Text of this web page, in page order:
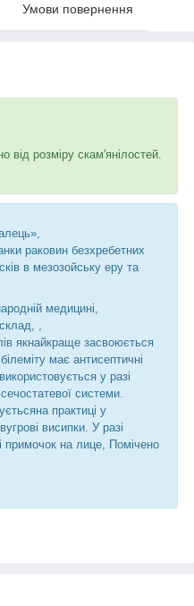
Умови повернення
від розміру скам'янілостей.
раковин безхребетних
в мезозойську еру та
медицині,
,
якнайкраще засвоюється
має антисептичні
у разі
системи.
практиці у
висипки. У разі
примочок на лице, Помічено